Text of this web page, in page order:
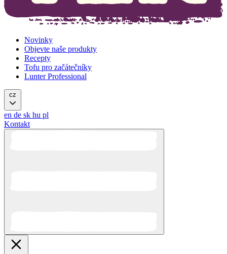
Novinky
Objevte naše produkty
Recepty
Tofu pro začátečníky
Lunter Professional
cz
en de sk hu pl
Kontakt